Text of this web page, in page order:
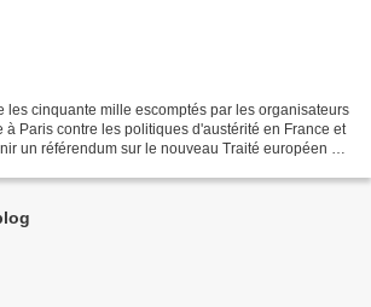
les cinquante mille escomptés par les organisateurs
à Paris contre les politiques d'austérité en France et
un référendum sur le nouveau Traité européen de